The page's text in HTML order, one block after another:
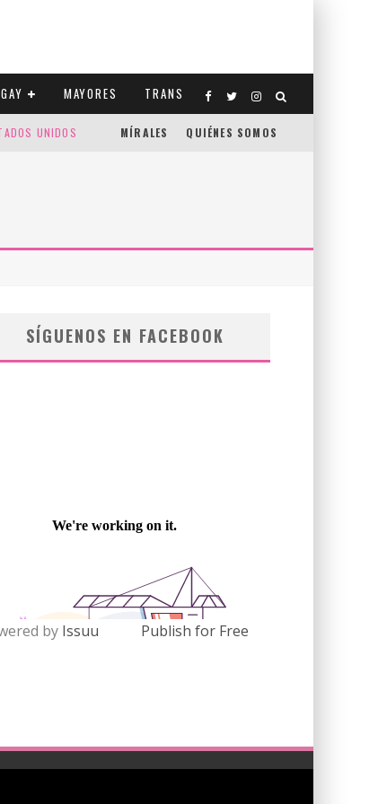
MAYORES TRANS
UNIDOS MÍRALES QUIÉNES SOMOS
SÍGUENOS EN FACEBOOK
by Issuu Publish for Free